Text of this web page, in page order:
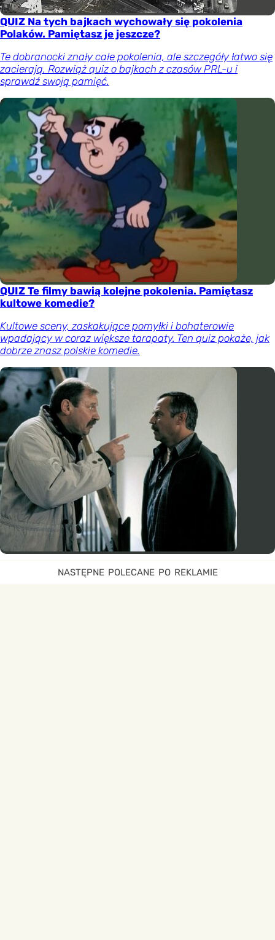
QUIZ Na tych bajkach wychowały się pokolenia
Polaków. Pamiętasz je jeszcze?
Te dobranocki znały całe pokolenia, ale szczegóły łatwo się
zacierają. Rozwiąż quiz o bajkach z czasów PRL-u i
sprawdź swoją pamięć.
QUIZ Te filmy bawią kolejne pokolenia. Pamiętasz
kultowe komedie?
Kultowe sceny, zaskakujące pomyłki i bohaterowie
wpadający w coraz większe tarapaty. Ten quiz pokaże, jak
dobrze znasz polskie komedie.